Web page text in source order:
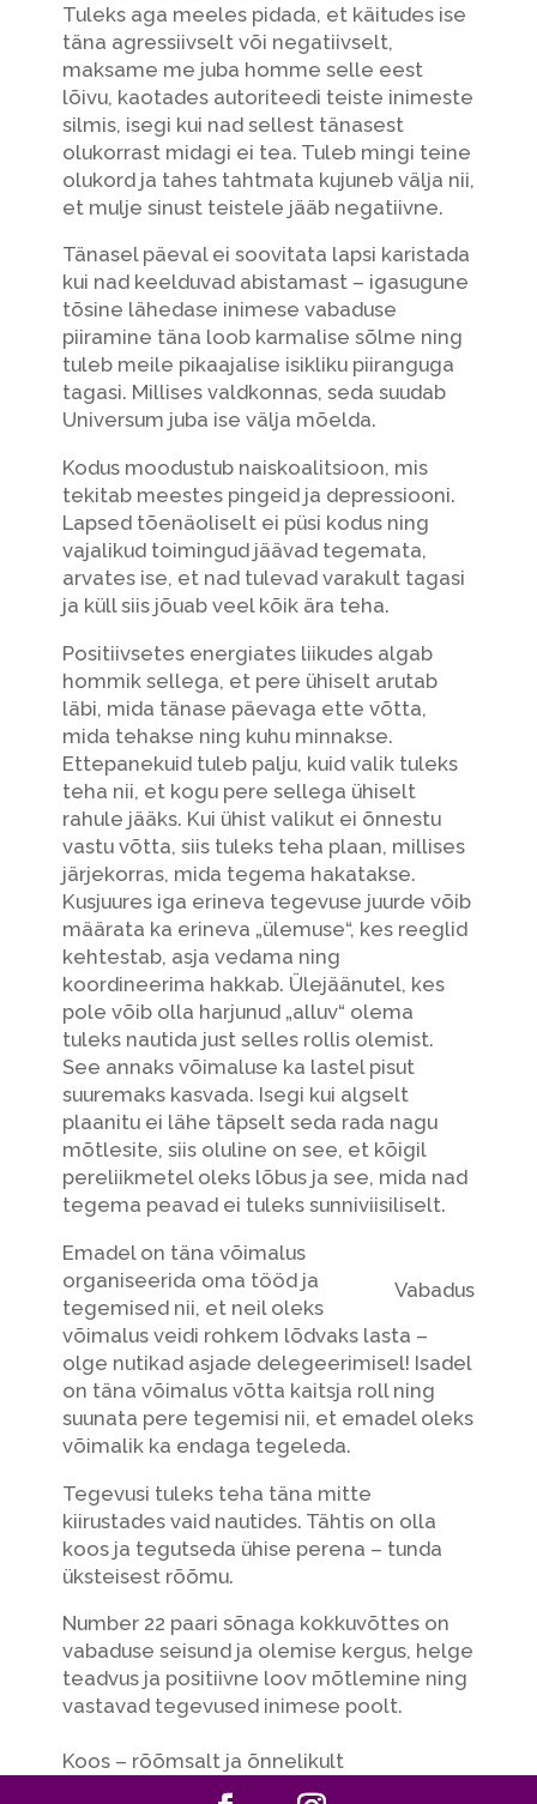
Tuleks aga meeles pidada, et käitudes ise
täna agressiivselt või negatiivselt,
maksame me juba homme selle eest
lõivu, kaotades autoriteedi teiste inimeste
silmis, isegi kui nad sellest tänasest
olukorrast midagi ei tea. Tuleb mingi teine
olukord ja tahes tahtmata kujuneb välja nii,
et mulje sinust teistele jääb negatiivne.
Tänasel päeval ei soovitata lapsi karistada
kui nad keelduvad abistamast – igasugune
tõsine lähedase inimese vabaduse
piiramine täna loob karmalise sõlme ning
tuleb meile pikaajalise isikliku piiranguga
tagasi. Millises valdkonnas, seda suudab
Universum juba ise välja mõelda.
Kodus moodustub naiskoalitsioon, mis
tekitab meestes pingeid ja depressiooni.
Lapsed tõenäoliselt ei püsi kodus ning
vajalikud toimingud jäävad tegemata,
arvates ise, et nad tulevad varakult tagasi
ja küll siis jõuab veel kõik ära teha.
Positiivsetes energiates liikudes algab
hommik sellega, et pere ühiselt arutab
läbi, mida tänase päevaga ette võtta,
mida tehakse ning kuhu minnakse.
Ettepanekuid tuleb palju, kuid valik tuleks
teha nii, et kogu pere sellega ühiselt
rahule jääks. Kui ühist valikut ei õnnestu
vastu võtta, siis tuleks teha plaan, millises
järjekorras, mida tegema hakatakse.
Kusjuures iga erineva tegevuse juurde võib
määrata ka erineva „ülemuse“, kes reeglid
kehtestab, asja vedama ning
koordineerima hakkab. Ülejäänutel, kes
pole võib olla harjunud „alluv“ olema
tuleks nautida just selles rollis olemist.
See annaks võimaluse ka lastel pisut
suuremaks kasvada. Isegi kui algselt
plaanitu ei lähe täpselt seda rada nagu
mõtlesite, siis oluline on see, et kõigil
pereliikmetel oleks lõbus ja see, mida nad
tegema peavad ei tuleks sunniviisiliselt.
Vabadus
Emadel on täna võimalus
organiseerida oma tööd ja
tegemised nii, et neil oleks
võimalus veidi rohkem lõdvaks lasta –
olge nutikad asjade delegeerimisel! Isadel
on täna võimalus võtta kaitsja roll ning
suunata pere tegemisi nii, et emadel oleks
võimalik ka endaga tegeleda.
Tegevusi tuleks teha täna mitte
kiirustades vaid nautides. Tähtis on olla
koos ja tegutseda ühise perena – tunda
üksteisest rõõmu.
Number 22 paari sõnaga kokkuvõttes on
vabaduse seisund ja olemise kergus, helge
teadvus ja positiivne loov mõtlemine ning
vastavad tegevused inimese poolt.
Koos – rõõmsalt ja õnnelikult